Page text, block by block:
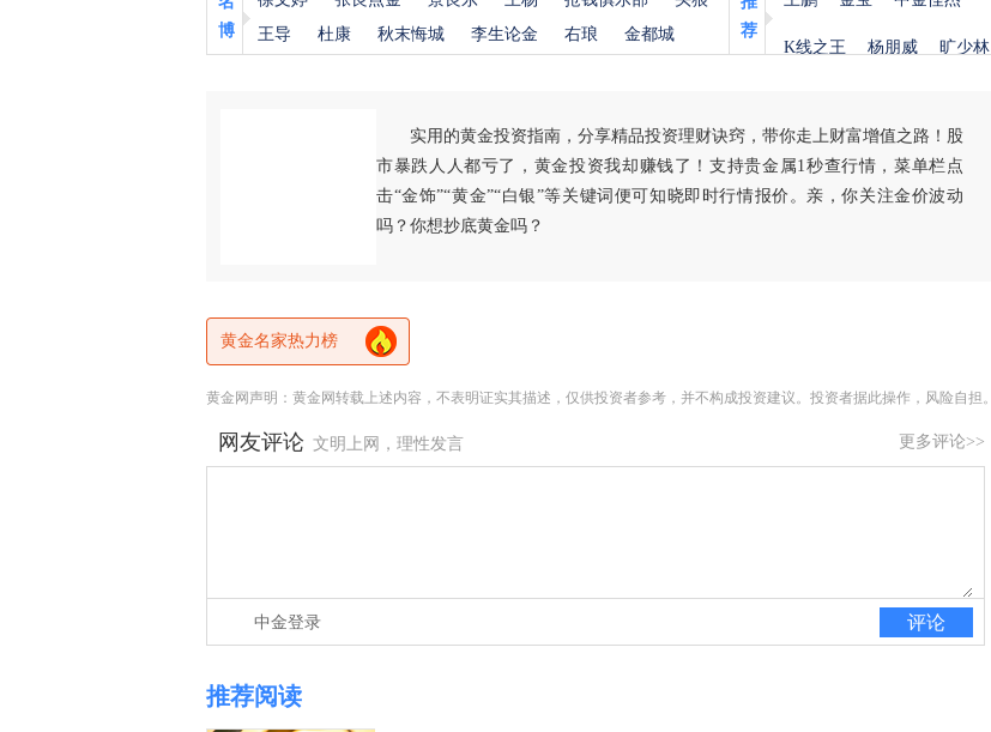
博
王导
杜康 秋末悔城 李生论金 右琅 金都城
荐
K线之王 杨朋威 旷少林
实用的黄金投资指南，分享精品投资理财诀窍，带你走上财富增值之路！股
市暴跌人人都亏了，黄金投资我却赚钱了！支持贵金属1秒查行情，菜单栏点
击“金饰”“黄金”“白银”等关键词便可知晓即时行情报价。亲，你关注金价波动
吗？你想抄底黄金吗？
黄金名家热力榜
黄金网声明：黄金网转载上述内容，不表明证实其描述，仅供投资者参考，并不构成投资建议。投资者据此操作，风险自担。
更多评论>>
网友评论 文明上网，理性发言
评论
中金登录
推荐阅读